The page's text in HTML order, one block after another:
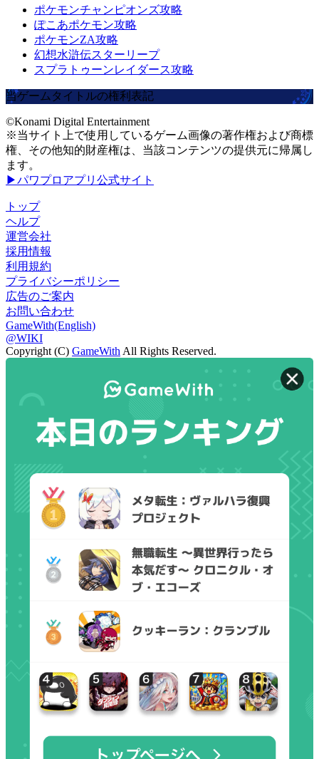
ポケモンチャンピオンズ攻略
ぽこあポケモン攻略
ポケモンZA攻略
幻想水滸伝スターリープ
スプラトゥーンレイダース攻略
当ゲームタイトルの権利表記
©Konami Digital Entertainment
※当サイト上で使用しているゲーム画像の著作権および商標
権、その他知的財産権は、当該コンテンツの提供元に帰属し
ます。
▶パワプロアプリ公式サイト
トップ
ヘルプ
運営会社
採用情報
利用規約
プライバシーポリシー
広告のご案内
お問い合わせ
GameWith(English)
@WIKI
Copyright (C) GameWith All Rights Reserved.